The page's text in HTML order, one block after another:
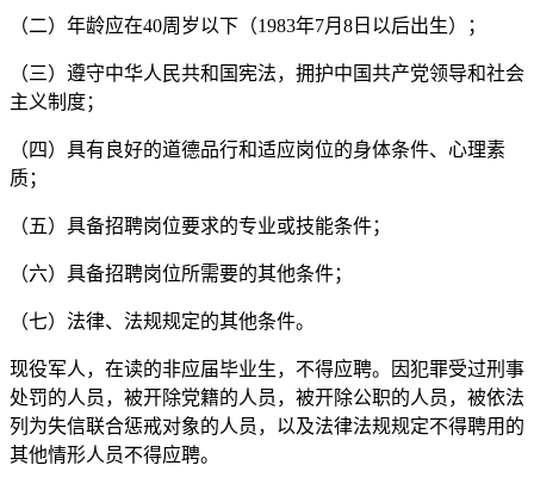
（二）年龄应在40周岁以下（1983年7月8日以后出生）；
（三）遵守中华人民共和国宪法，拥护中国共产党领导和社会
主义制度；
（四）具有良好的道德品行和适应岗位的身体条件、心理素
质；
（五）具备招聘岗位要求的专业或技能条件；
（六）具备招聘岗位所需要的其他条件；
（七）法律、法规规定的其他条件。
现役军人，在读的非应届毕业生，不得应聘。因犯罪受过刑事
处罚的人员，被开除党籍的人员，被开除公职的人员，被依法
列为失信联合惩戒对象的人员，以及法律法规规定不得聘用的
其他情形人员不得应聘。